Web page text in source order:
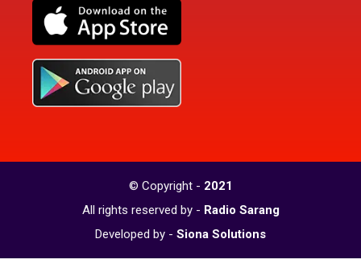
© Copyright - 2021
All rights reserved by - Radio Sarang
Developed by - Siona Solutions